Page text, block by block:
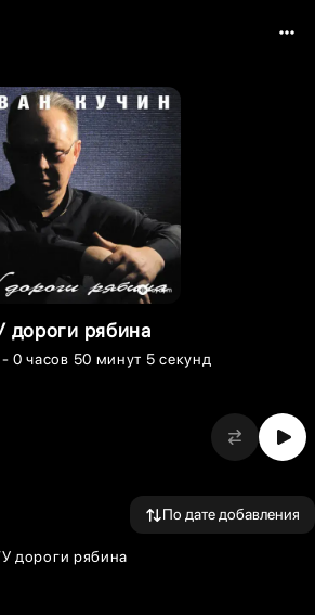
дороги рябина
- 0 часов 50 минут 5 секунд
По дате добавления
У дороги рябина